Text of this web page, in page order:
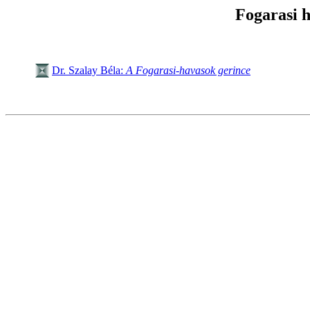
Fogarasi
Dr. Szalay Béla: A Fogarasi-havasok gerince